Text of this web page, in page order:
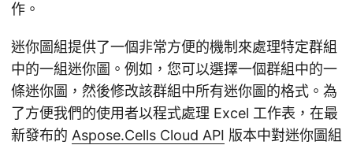
作。
迷你圖組提供了一個非常方便的機制來處理特定群組
中的一組迷你圖。例如，您可以選擇一個群組中的一
條迷你圖，然後修改該群組中所有迷你圖的格式。為
了方便我們的使用者以程式處理 Excel 工作表，在最
新發布的 Aspose.Cells Cloud API 版本中對迷你圖組